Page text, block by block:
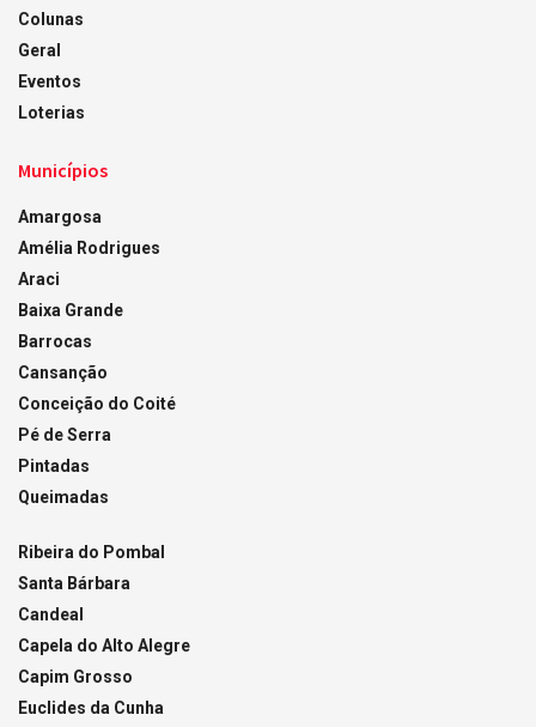
Colunas
Geral
Eventos
Loterias
Municípios
Amargosa
Amélia Rodrigues
Araci
Baixa Grande
Barrocas
Cansanção
Conceição do Coité
Pé de Serra
Pintadas
Queimadas
Ribeira do Pombal
Santa Bárbara
Candeal
Capela do Alto Alegre
Capim Grosso
Euclides da Cunha